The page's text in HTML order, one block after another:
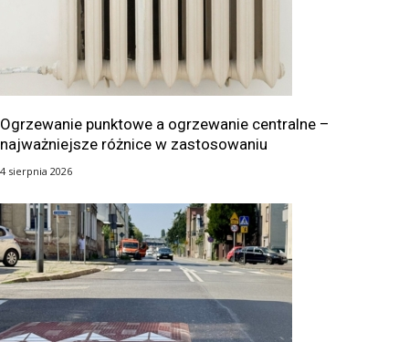
Ogrzewanie punktowe a ogrzewanie centralne –
najważniejsze różnice w zastosowaniu
4 sierpnia 2026